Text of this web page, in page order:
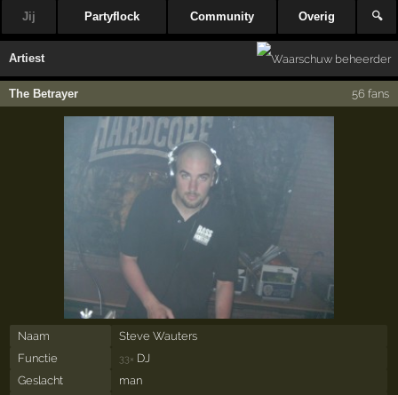
Jij Partyflock Community Overig 🔍
Artiest
The Betrayer 56 fans
Naam
Steve Wauters
Functie
33× DJ
Geslacht
man